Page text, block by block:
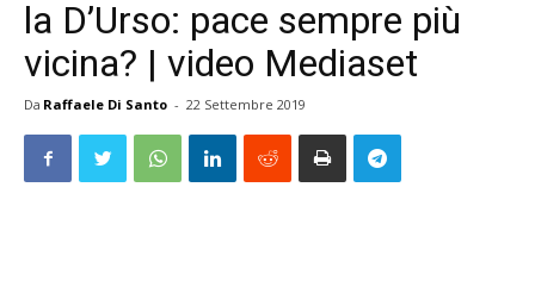
la D’Urso: pace sempre più
vicina? | video Mediaset
Da Raffaele Di Santo - 22 Settembre 2019